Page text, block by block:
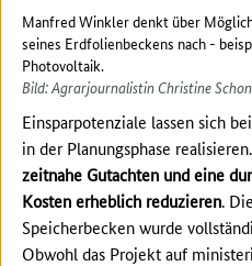
Manfred Winkler denkt über
seines Erdfolienbeckens nach -
Photovoltaik.
Bild: Agrarjournalistin Christine
Einsparpotenziale lassen sich
in der Planungsphase
zeitnahe Gutachten und eine
Kosten erheblich reduzieren.
Speicherbecken wurde
Obwohl das Projekt auf